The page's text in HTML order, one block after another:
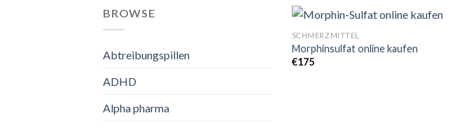
BROWSE
Abtreibungspillen
ADHD
Alpha pharma
SCHMERZMITTEL
Morphinsulfat online kaufen
€175